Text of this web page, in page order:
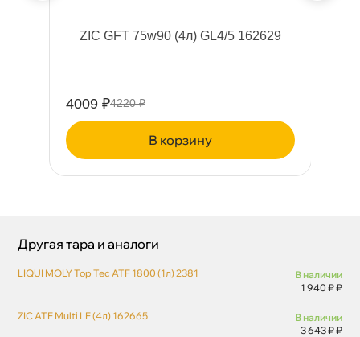
ZIC GFT 75w90 (4л) GL4/5 162629
4009 ₽4220 ₽
корзину
Другая тара и аналоги
LIQUI MOLY Top Tec ATF 1800 (1л) 2381
наличии
1 940 ₽ ₽
ZIC ATF Multi LF (4л) 162665
наличии
3 643 ₽ ₽